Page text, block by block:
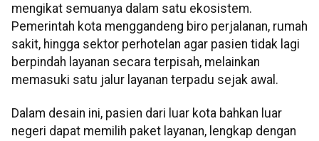
mengikat semuanya dalam satu ekosistem.
Pemerintah kota menggandeng biro perjalanan, rumah
sakit, hingga sektor perhotelan agar pasien tidak lagi
berpindah layanan secara terpisah, melainkan
memasuki satu jalur layanan terpadu sejak awal.
Dalam desain ini, pasien dari luar kota bahkan luar
negeri dapat memilih paket layanan, lengkap dengan